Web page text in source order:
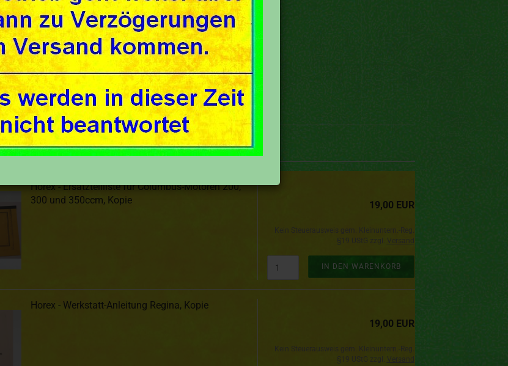
Sortieren nach 50 pro Seite
Horex - Ersatzteilliste für Columbus-Motoren 200,
300 und 350ccm, Kopie
19,00 EUR
IN DEN WARENKORB
Horex - Werkstatt-Anleitung Regina, Kopie
19,00 EUR